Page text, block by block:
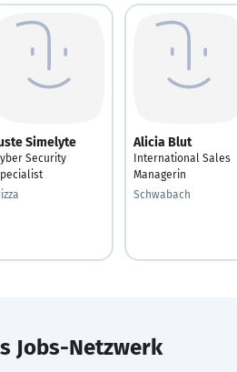
Simelyte
Security
Alicia Blut
International Sales
Managerin
Schwabach
Jobs-Netzwerk